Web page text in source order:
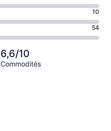
10
54
6,6/10
Commodités